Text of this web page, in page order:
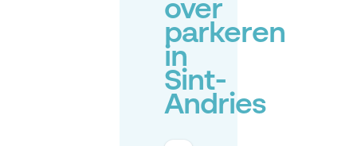
over
parkeren
in
Sint-
Andries